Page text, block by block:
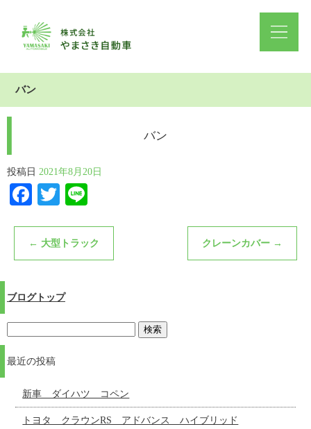
バン
バン
投稿日 2021年8月20日
Facebook
Twitter
← 大型トラック クレーンカバー →
ブログトップ
最近の投稿
新車 ダイハツ コペン
トヨタ クラウンRS アドバンス ハイブリッド